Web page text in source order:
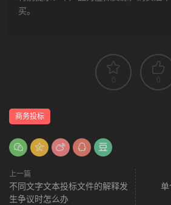
买。
0 0
商务投标
上一篇
不同文字文本投标文件的解释发
生争议时怎么办
单